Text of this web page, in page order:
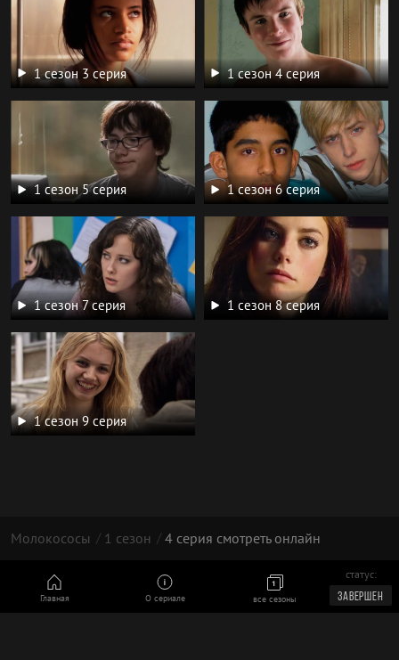
Главная О сериале все сезоны
статус:
ЗАВЕРШЕН
1 сезон 3 серия 1 сезон 4 серия
1 сезон 5 серия 1 сезон 6 серия
1 сезон 7 серия 1 сезон 8 серия
1 сезон 9 серия
Молокососы 1 сезон 4 серия смотреть онлайн
© 2026 год, Скинс/Skins, Molokososi.RU | 16+